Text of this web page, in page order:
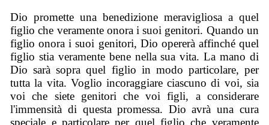
Dio promette una benedizione meravigliosa a quel
figlio che veramente onora i suoi genitori. Quando un
figlio onora i suoi genitori, Dio opererà affinché quel
figlio stia veramente bene nella sua vita. La mano di
Dio sarà sopra quel figlio in modo particolare, per
tutta la vita. Voglio incoraggiare ciascuno di voi, sia
voi che siete genitori che voi figli, a considerare
l'immensità di questa promessa. Dio avrà una cura
speciale e particolare per quel figlio che veramente